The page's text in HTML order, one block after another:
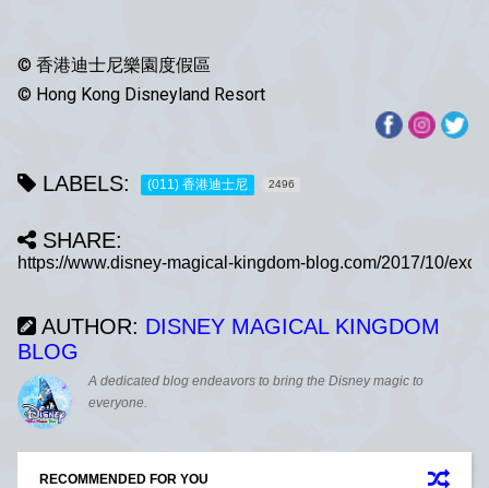
© 香港迪士尼樂園度假區
© Hong Kong Disneyland Resort
LABELS: (011) 香港迪士尼 2496
SHARE:
AUTHOR: DISNEY MAGICAL KINGDOM
BLOG
A dedicated blog endeavors to bring the Disney magic to
everyone.
RECOMMENDED FOR YOU